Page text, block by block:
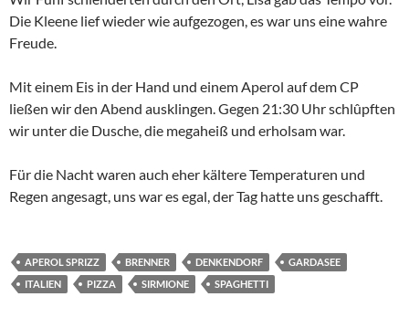
Die Kleene lief wieder wie aufgezogen, es war uns eine wahre
Freude.
Mit einem Eis in der Hand und einem Aperol auf dem CP
ließen wir den Abend ausklingen. Gegen 21:30 Uhr schlûpften
wir unter die Dusche, die megaheiß und erholsam war.
Für die Nacht waren auch eher kältere Temperaturen und
Regen angesagt, uns war es egal, der Tag hatte uns geschafft.
APEROL SPRIZZ BRENNER DENKENDORF
GARDASEE
ITALIEN
PIZZA SIRMIONE SPAGHETTI